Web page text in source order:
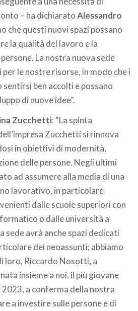
– ha dichiaratoAlessandro
che questi nuovi spazi possano
la qualità del lavoro e la
La nostra nuova sede
le nostre risorse, in modo che i
ben accolti e possano
di nuove idee”.
Zucchetti: “La spinta
Zucchetti si rinnova
in obiettivi di modernità,
delle persone. Negli ultimi
ad assumere alla media di una
lavorativo, in particolare
dalle scuole superiori con
o dalle università a
sede avrà anche spazi dedicati
dei neoassunti; abbiamo
loro, Riccardo Nosotti, a
insieme a noi, il più giovane
a conferma della nostra
a investire sulle persone e di